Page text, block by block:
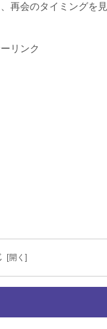
再会のタイミングを
リンク